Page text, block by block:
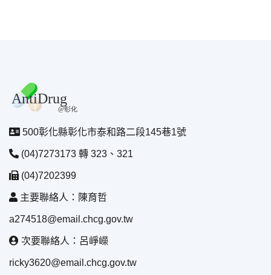
500彰化縣彰化市泰和路二段145巷1號
(04)7273173 轉 323、321
(04)7202399
主要聯絡人：陳育哲
a274518@email.chcg.gov.tw
次要聯絡人：呂崢嶸
ricky3620@email.chcg.gov.tw